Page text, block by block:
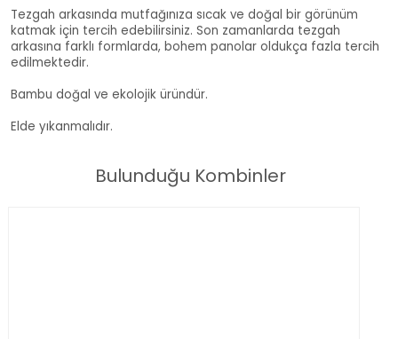
Tezgah arkasında mutfağınıza sıcak ve doğal bir görünüm
katmak için tercih edebilirsiniz. Son zamanlarda tezgah
arkasına farklı formlarda, bohem panolar oldukça fazla tercih
edilmektedir.
Bambu doğal ve ekolojik üründür.
Elde yıkanmalıdır.
Bulunduğu Kombinler